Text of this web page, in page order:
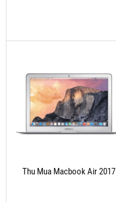
Thu Mua Macbook Air 2017